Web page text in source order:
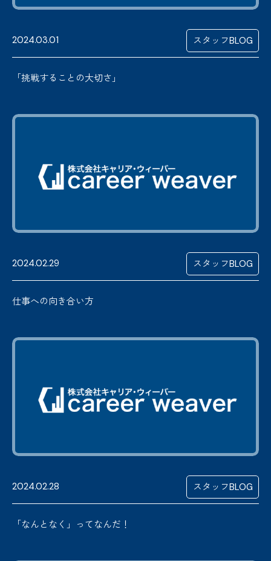
2024.03.01 スタッフBLOG
「挑戦することの大切さ」
2024.02.29 スタッフBLOG
仕事への向き合い方
2024.02.28 スタッフBLOG
「なんとなく」ってなんだ！